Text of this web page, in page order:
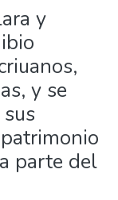
y
y se
parte del